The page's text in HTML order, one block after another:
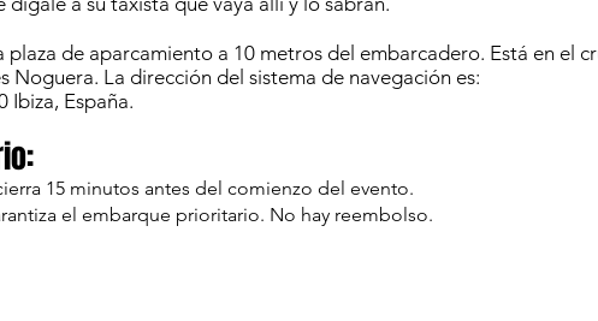
plaza de aparcamiento a 10 metros del embarcadero. Está en el
Noguera. La dirección del sistema de navegación es:
Ibiza, España.
15 minutos antes del comienzo del evento.
el embarque prioritario. No hay reembolso.